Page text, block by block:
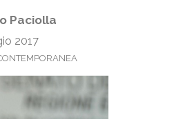
Paciolla
2017